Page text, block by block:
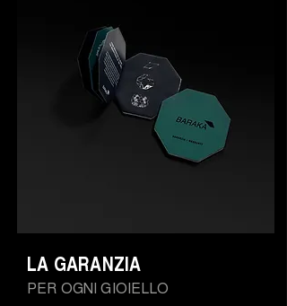
PER OGNI GIOIELLO
LA GARANZIA